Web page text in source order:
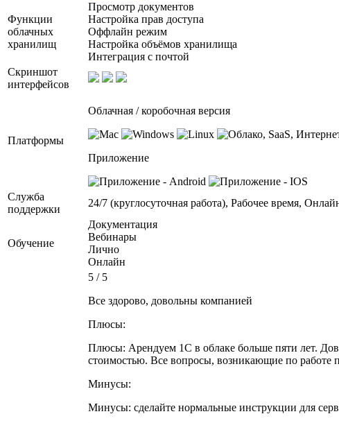
Функции
облачных
хранилищ
Просмотр документов
Настройка прав доступа
Оффлайн режим
Настройка объёмов хранилища
Интеграция с почтой
Скриншот
интерфейсов
Платформы
Облачная / коробочная версия
Приложение
Служба
поддержки
24/7 (круглосуточная работа), Рабочее время,
Обучение
Документация
Вебинары
Лично
Онлайн
5 / 5
Все здорово, довольны компанией
Плюсы:
Плюсы: Арендуем 1С в облаке больше пяти лет.
стоимостью. Все вопросы, возникающие по работе
Минусы:
Минусы: сделайте нормальные инструкции для